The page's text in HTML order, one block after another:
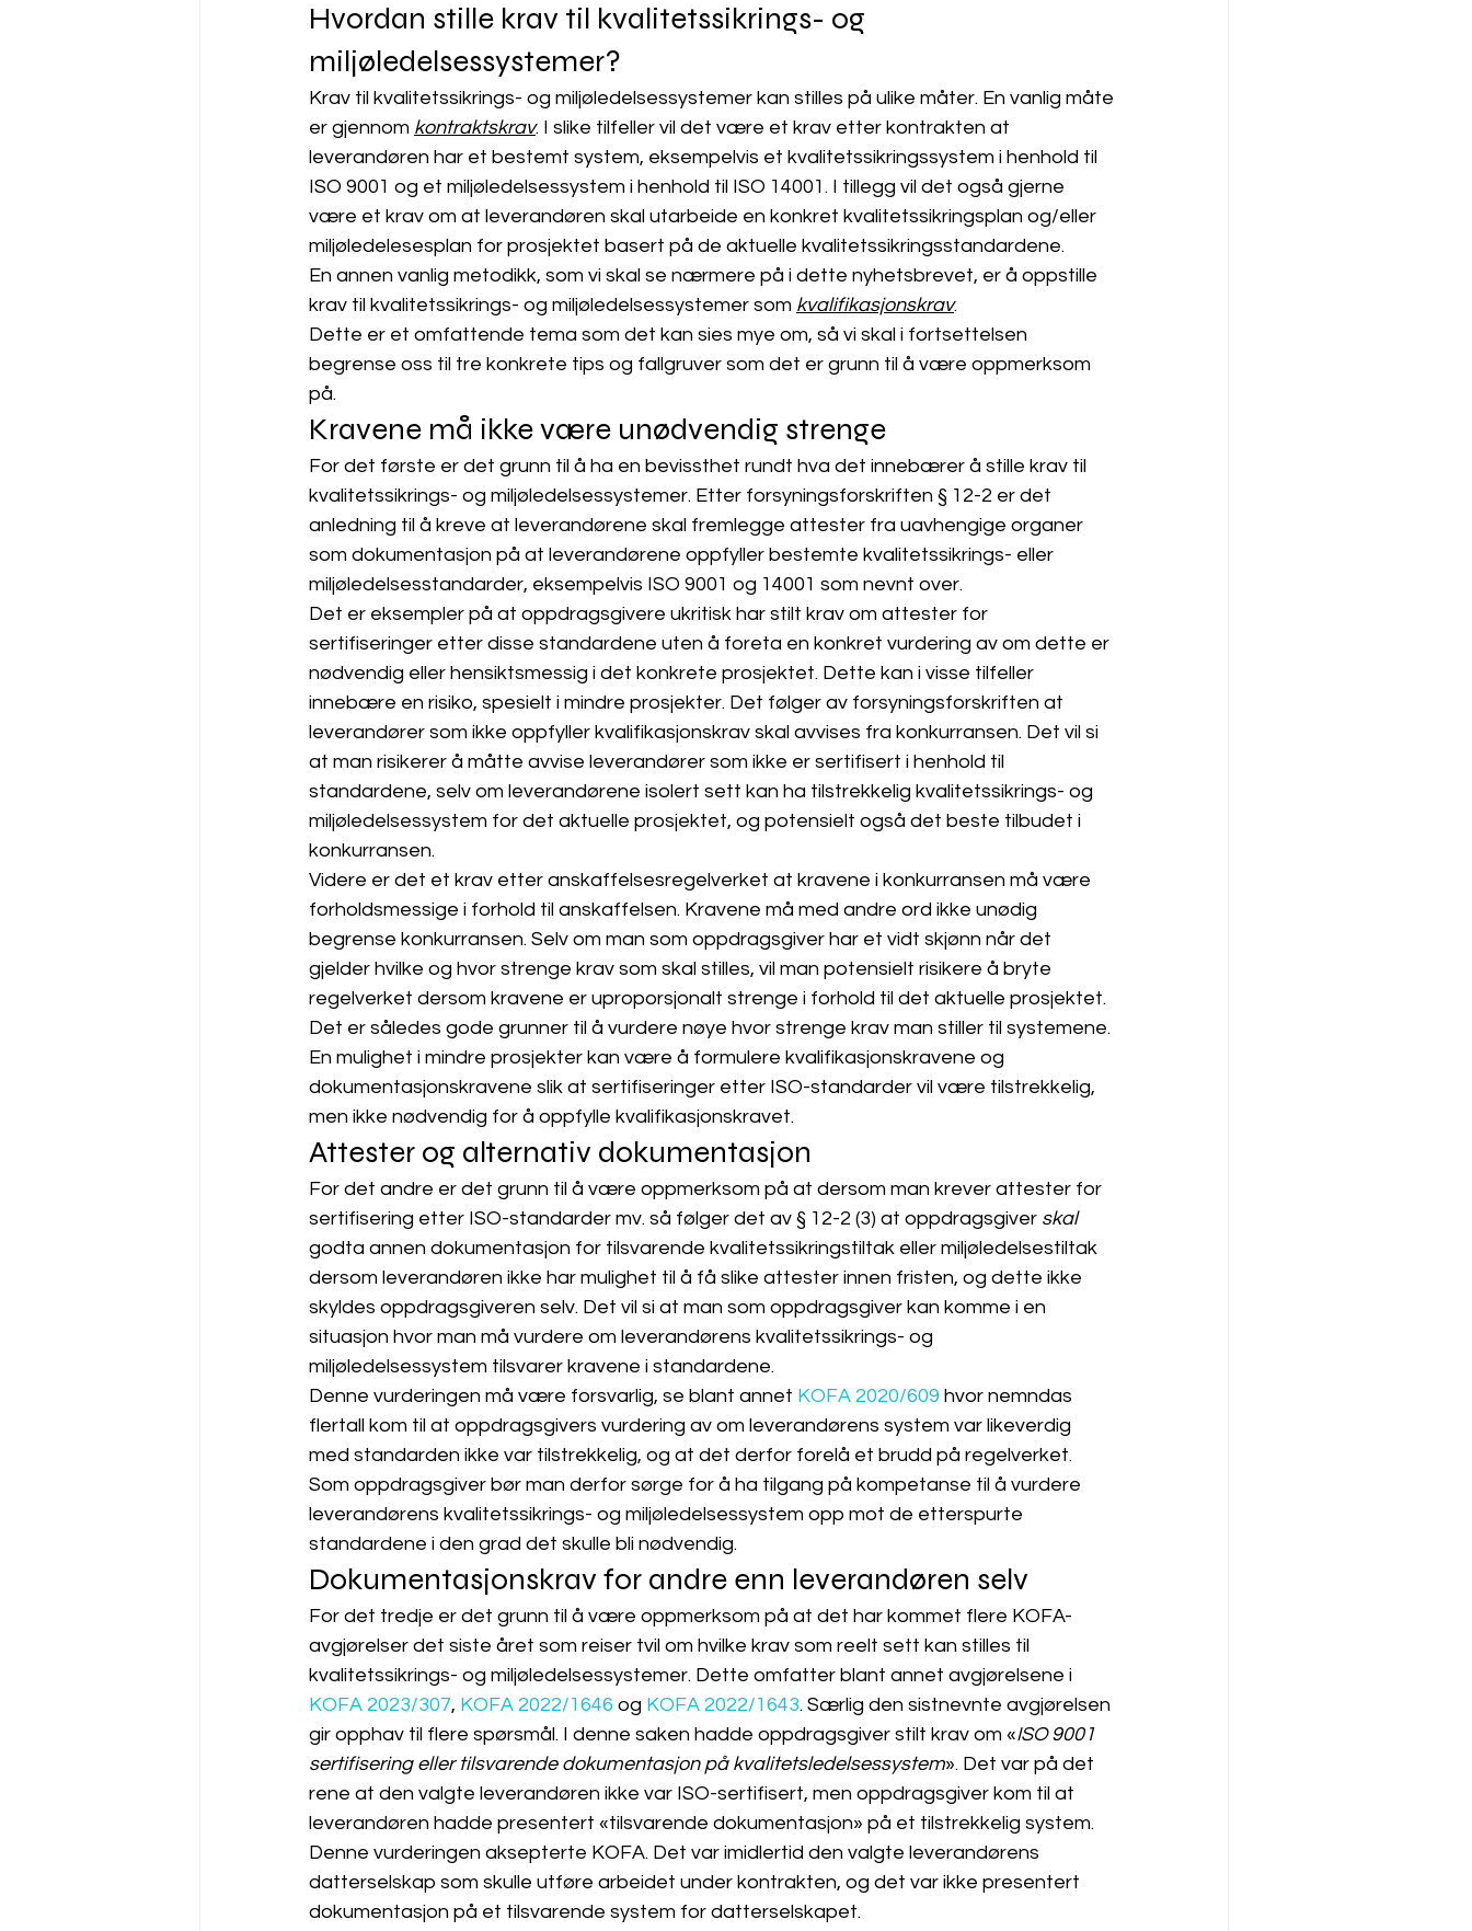
Hvordan stille krav til kvalitetssikrings- og
miljøledelsessystemer?
Krav til kvalitetssikrings- og miljøledelsessystemer kan stilles på ulike måter. En vanlig måte
er gjennom kontraktskrav. I slike tilfeller vil det være et krav etter kontrakten at
leverandøren har et bestemt system, eksempelvis et kvalitetssikringssystem i henhold til
ISO 9001 og et miljøledelsessystem i henhold til ISO 14001. I tillegg vil det også gjerne
være et krav om at leverandøren skal utarbeide en konkret kvalitetssikringsplan og/eller
miljøledelesesplan for prosjektet basert på de aktuelle kvalitetssikringsstandardene.
En annen vanlig metodikk, som vi skal se nærmere på i dette nyhetsbrevet, er å oppstille
krav til kvalitetssikrings- og miljøledelsessystemer som kvalifikasjonskrav.
Dette er et omfattende tema som det kan sies mye om, så vi skal i fortsettelsen
begrense oss til tre konkrete tips og fallgruver som det er grunn til å være oppmerksom
på.
Kravene må ikke være unødvendig strenge
For det første er det grunn til å ha en bevissthet rundt hva det innebærer å stille krav til
kvalitetssikrings- og miljøledelsessystemer. Etter forsyningsforskriften § 12-2 er det
anledning til å kreve at leverandørene skal fremlegge attester fra uavhengige organer
som dokumentasjon på at leverandørene oppfyller bestemte kvalitetssikrings- eller
miljøledelsesstandarder, eksempelvis ISO 9001 og 14001 som nevnt over.
Det er eksempler på at oppdragsgivere ukritisk har stilt krav om attester for
sertifiseringer etter disse standardene uten å foreta en konkret vurdering av om dette er
nødvendig eller hensiktsmessig i det konkrete prosjektet. Dette kan i visse tilfeller
innebære en risiko, spesielt i mindre prosjekter. Det følger av forsyningsforskriften at
leverandører som ikke oppfyller kvalifikasjonskrav skal avvises fra konkurransen. Det vil si
at man risikerer å måtte avvise leverandører som ikke er sertifisert i henhold til
standardene, selv om leverandørene isolert sett kan ha tilstrekkelig kvalitetssikrings- og
miljøledelsessystem for det aktuelle prosjektet, og potensielt også det beste tilbudet i
konkurransen.
Videre er det et krav etter anskaffelsesregelverket at kravene i konkurransen må være
forholdsmessige i forhold til anskaffelsen. Kravene må med andre ord ikke unødig
begrense konkurransen. Selv om man som oppdragsgiver har et vidt skjønn når det
gjelder hvilke og hvor strenge krav som skal stilles, vil man potensielt risikere å bryte
regelverket dersom kravene er uproporsjonalt strenge i forhold til det aktuelle prosjektet.
Det er således gode grunner til å vurdere nøye hvor strenge krav man stiller til systemene.
En mulighet i mindre prosjekter kan være å formulere kvalifikasjonskravene og
dokumentasjonskravene slik at sertifiseringer etter ISO-standarder vil være tilstrekkelig,
men ikke nødvendig for å oppfylle kvalifikasjonskravet.
Attester og alternativ dokumentasjon
For det andre er det grunn til å være oppmerksom på at dersom man krever attester for
sertifisering etter ISO-standarder mv. så følger det av § 12-2 (3) at oppdragsgiver skal
godta annen dokumentasjon for tilsvarende kvalitetssikringstiltak eller miljøledelsestiltak
dersom leverandøren ikke har mulighet til å få slike attester innen fristen, og dette ikke
skyldes oppdragsgiveren selv. Det vil si at man som oppdragsgiver kan komme i en
situasjon hvor man må vurdere om leverandørens kvalitetssikrings- og
miljøledelsessystem tilsvarer kravene i standardene.
Denne vurderingen må være forsvarlig, se blant annet KOFA 2020/609 hvor nemndas
flertall kom til at oppdragsgivers vurdering av om leverandørens system var likeverdig
med standarden ikke var tilstrekkelig, og at det derfor forelå et brudd på regelverket.
Som oppdragsgiver bør man derfor sørge for å ha tilgang på kompetanse til å vurdere
leverandørens kvalitetssikrings- og miljøledelsessystem opp mot de etterspurte
standardene i den grad det skulle bli nødvendig.
Dokumentasjonskrav for andre enn leverandøren selv
For det tredje er det grunn til å være oppmerksom på at det har kommet flere KOFA-
avgjørelser det siste året som reiser tvil om hvilke krav som reelt sett kan stilles til
kvalitetssikrings- og miljøledelsessystemer. Dette omfatter blant annet avgjørelsene i
KOFA 2023/307, KOFA 2022/1646 og KOFA 2022/1643. Særlig den sistnevnte avgjørelsen
gir opphav til flere spørsmål. I denne saken hadde oppdragsgiver stilt krav om «ISO 9001
sertifisering eller tilsvarende dokumentasjon på kvalitetsledelsessystem». Det var på det
rene at den valgte leverandøren ikke var ISO-sertifisert, men oppdragsgiver kom til at
leverandøren hadde presentert «tilsvarende dokumentasjon» på et tilstrekkelig system.
Denne vurderingen aksepterte KOFA. Det var imidlertid den valgte leverandørens
datterselskap som skulle utføre arbeidet under kontrakten, og det var ikke presentert
dokumentasjon på et tilsvarende system for datterselskapet.